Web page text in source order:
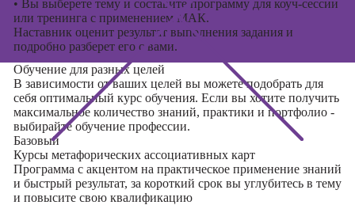
• Вы выберете тему и составите программу для коуч-сессии
или тренинга с применением МАК.
Наставник оценит результат выполнения задания и
подробно разберет его с вами.
Обучение для разных целей
В зависимости от ваших целей вы можете подобрать для
себя оптимальный курс обучения. Если вы хотите получить
максимальное количество знаний, практики и портфолио -
выбирайте обучение профессии.
Базовый
Курсы метафорических ассоциативных карт
Программа с акцентом на практическое применение знаний
и быстрый результат, за короткий срок вы углубитесь в тему
и повысите свою квалификацию